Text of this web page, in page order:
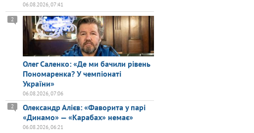
06.08.2026, 07:41
Олег Саленко: «Де ми бачили рівень
Пономаренка? У чемпіонаті
України»
2
06.08.2026, 07:06
Олександр Алієв: «Фаворита у парі
«Динамо» — «Карабах» немає»
2
06.08.2026, 06:21